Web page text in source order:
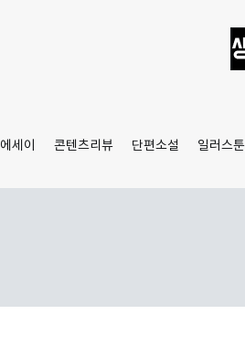
에세이 콘텐츠리뷰 단편소설 일러스툰